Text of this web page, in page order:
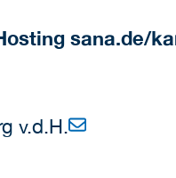
sana.de/
v.d.H.